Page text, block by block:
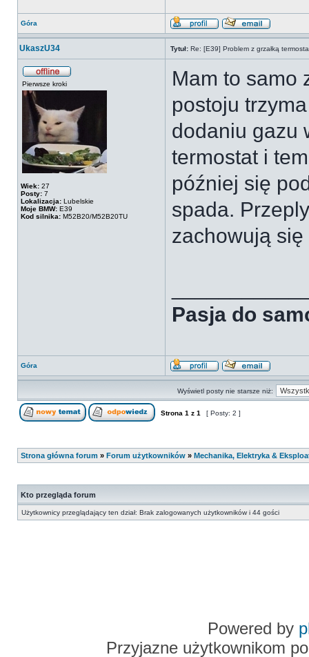
Góra
UkaszU34 Tytuł: Re: [E39] Problem z grzałką
Pierwsze kroki
Wiek: 27
Posty: 7
Lokalizacja: Lubelskie
Moje BMW: E39
Kod silnika: M52B20/M52B20TU
Mam to samo
postoju
dodaniu gazu
termostat i
później się
spada.
zachowują się
Pasja do
Góra
Wyświetl posty nie starsze niż:
Strona 1 z 1 [ Posty: 2 ]
Strona główna forum » Forum użytkowników » Mechanika, Elektryka &
Kto przegląda forum
Użytkownicy przeglądający ten dział: Brak zalogowanych użytkowników i 44 gości
Powered by
Przyjazne użytkownikom